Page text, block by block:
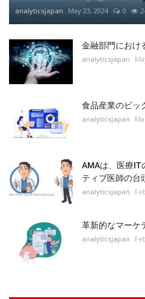
analyticsjapan May 23, 2024 0
金融部門におけ
analyticsjapan
食品産業のビッ
analyticsjapan
AMAは、医療IT
ティブ医師の台
analyticsjapan
革新的なマーケ
analyticsjapan